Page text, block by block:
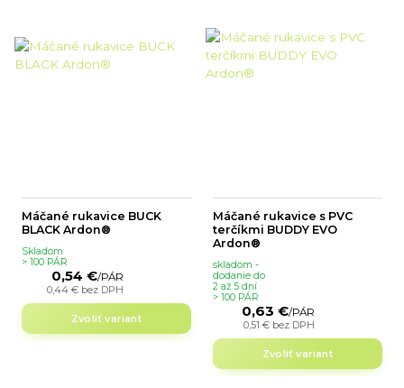
Máčané rukavice BUCK
BLACK Ardon®
0,54 €/PÁR
0,44 € bez DPH
Skladom
> 100 PÁR
Zvoliť variant
Máčané rukavice s PVC
terčíkmi BUDDY EVO
Ardon®
0,63 €/PÁR
0,51 € bez DPH
skladom -
dodanie do
2 až 5 dní
> 100 PÁR
Zvoliť variant